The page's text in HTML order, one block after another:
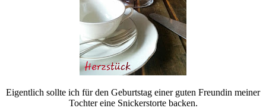
Eigentlich sollte ich für den Geburtstag einer guten Freundin meiner
Tochter eine Snickerstorte backen.